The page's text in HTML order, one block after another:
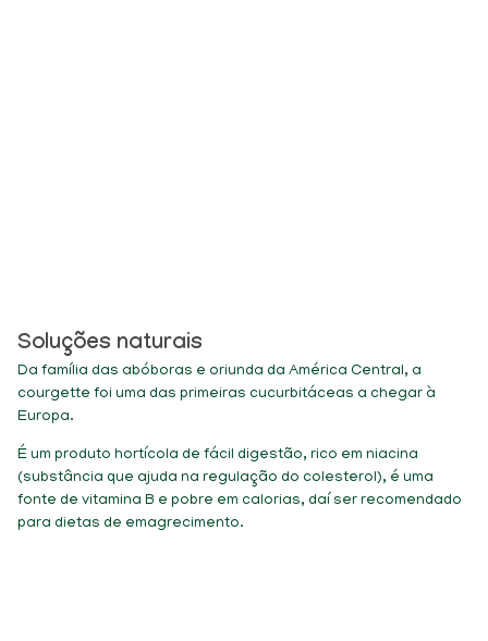
Soluções naturais
Da família das abóboras e oriunda da América Central, a
courgette foi uma das primeiras cucurbitáceas a chegar à
Europa.
É um produto hortícola de fácil digestão, rico em niacina
(substância que ajuda na regulação do colesterol), é uma
fonte de vitamina B e pobre em calorias, daí ser recomendado
para dietas de emagrecimento.